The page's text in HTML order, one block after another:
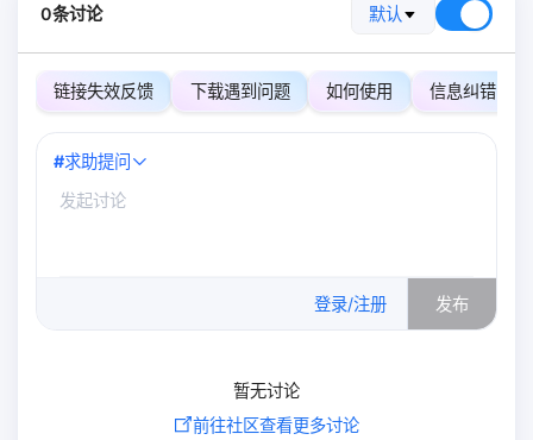
0条讨论 默认
链接失效反馈 下载遇到问题 如何使用 信息纠错
#求助提问
登录/注册 发布
暂无讨论
前往社区查看更多讨论